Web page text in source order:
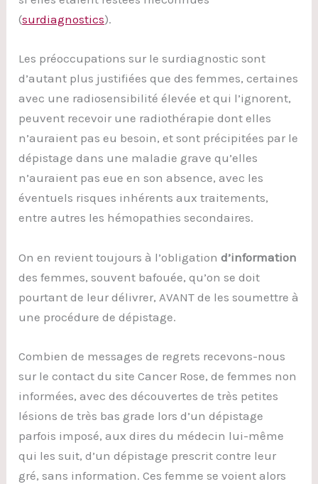
(surdiagnostics).
Les préoccupations sur le surdiagnostic sont
d’autant plus justifiées que des femmes, certaines
avec une radiosensibilité élevée et qui l’ignorent,
peuvent recevoir une radiothérapie dont elles
n’auraient pas eu besoin, et sont précipitées par le
dépistage dans une maladie grave qu’elles
n’auraient pas eue en son absence, avec les
éventuels risques inhérents aux traitements,
entre autres les hémopathies secondaires.
On en revient toujours à l’obligationd’information
des femmes, souvent bafouée, qu’on se doit
pourtant de leur délivrer, AVANT de les soumettre à
une procédure de dépistage.
Combien de messages de regrets recevons-nous
sur le contact du site Cancer Rose, de femmes non
informées, avec des découvertes de très petites
lésions de très bas grade lors d’un dépistage
parfois imposé, aux dires du médecin lui-même
qui les suit, d’un dépistage prescrit contre leur
gré, sans information. Ces femme se voient alors